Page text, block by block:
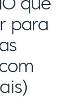
para